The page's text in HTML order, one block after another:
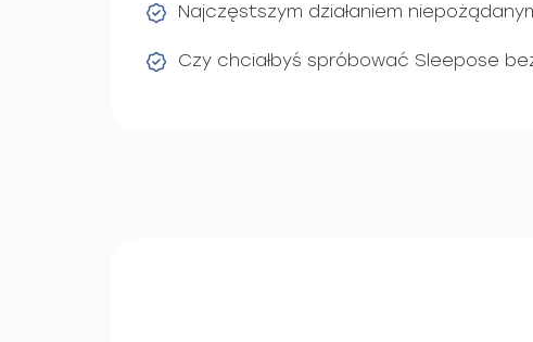
Najczęstszym działaniem
Czy chciałbyś spróbować Sleepose